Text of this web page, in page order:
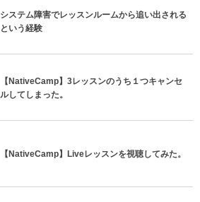
システム障害でレッスンルームから追い出される
という経験
【NativeCamp】3レッスンのうち１つキャンセ
ルしてしまった。
【NativeCamp】Liveレッスンを視聴してみた。